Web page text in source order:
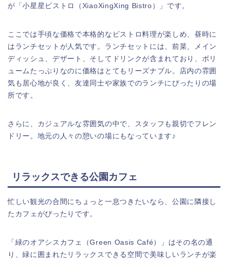
が「小星星ビストロ（XiaoXingXing Bistro）」です。
ここでは手頃な価格で本格的なビストロ料理が楽しめ、昼時に
はランチセットが人気です。ランチセットには、前菜、メイン
ディッシュ、デザート、そしてドリンクが含まれており、ボリ
ュームたっぷりなのに価格はとてもリーズナブル。店内の雰囲
気も居心地が良く、友達同士や家族でのランチにぴったりの場
所です。
さらに、カジュアルな雰囲気の中で、スタッフも親切でフレン
ドリー。地元の人々の憩いの場にもなっています♪
リラックスできる公園カフェ
忙しい観光の合間にちょっと一息つきたいなら、公園に隣接し
たカフェがぴったりです。
「緑のオアシスカフェ（Green Oasis Café）」はその名の通
り、緑に囲まれたリラックスできる空間で美味しいランチが楽